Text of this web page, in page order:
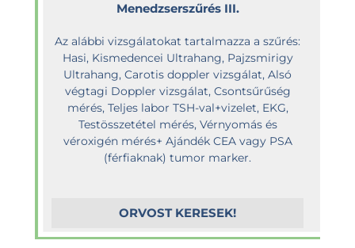
Menedzserszűrés III.
Az alábbi vizsgálatokat tartalmazza a szűrés:
Hasi, Kismedencei Ultrahang, Pajzsmirigy
Ultrahang, Carotis doppler vizsgálat, Alsó
végtagi Doppler vizsgálat, Csontsűrűség
mérés, Teljes labor TSH-val+vizelet, EKG,
Testösszetétel mérés, Vérnyomás és
véroxigén mérés+ Ajándék CEA vagy PSA
(férfiaknak) tumor marker.
ORVOST KERESEK!